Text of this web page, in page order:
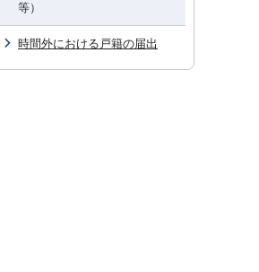
等）
時間外における戸籍の届出